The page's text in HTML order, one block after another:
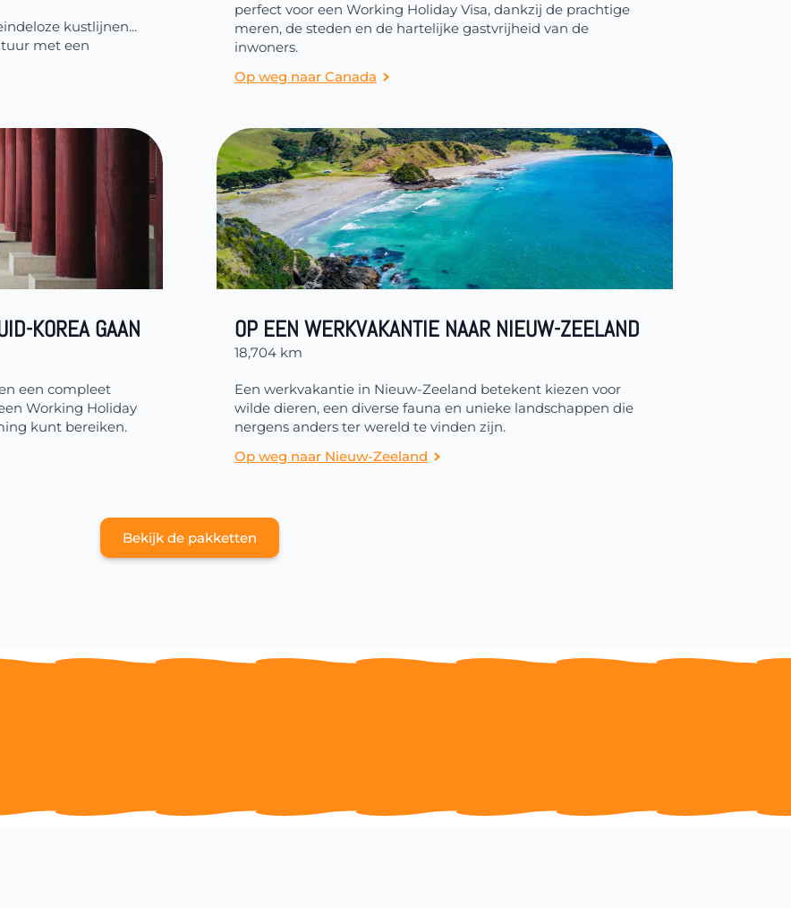
kustlijnen...
met een
perfect voor een Working Holiday Visa, dankzij de prachtige
meren, de steden en de hartelijke gastvrijheid van de
inwoners.
Op weg naar Canada
KOREA GAAN
een compleet
Working Holiday
kunt bereiken.
OP EEN WERKVAKANTIE NAAR NIEUW-ZEELAND
18,704 km
Een werkvakantie in Nieuw-Zeeland betekent kiezen voor
wilde dieren, een diverse fauna en unieke landschappen die
nergens anders ter wereld te vinden zijn.
Op weg naar Nieuw-Zeeland
Bekijk de pakketten